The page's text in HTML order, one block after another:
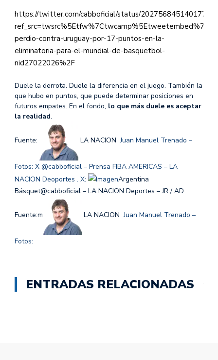
https://twitter.com/cabboficial/status/
perdio-contra-uruguay-por-17-puntos-en-la-
eliminatoria-para-el-mundial-de-basquetbol-
nid27022026%2F
Duele la derrota. Duele la diferencia en el juego. También la
que hubo en puntos, que puede determinar posiciones en
futuros empates. En el fondo, lo que más duele es aceptar
la realidad.
Fuente: LA NACIONJuan Manuel Trenado –
Fotos: X @cabboficial – Prensa FIBA AMERICAS – LA
NACION Deoportes . X:
Argentina
Básquet@cabboficial – LA NACION Deportes – JR / AD
Fuente:m LA NACIONJuan Manuel Trenado –
Fotos:
ENTRADAS RELACIONADAS